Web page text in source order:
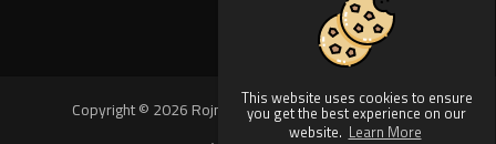
This website uses cookies to ensure
you get the best experience on our
website. Learn More
Copyright © 2026 Rojnews Video. All rights reserved.